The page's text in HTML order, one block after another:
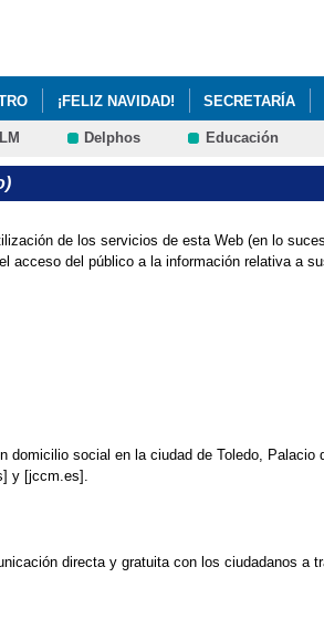
¡FELIZ NAVIDAD! SECRETARÍA
EDUCATIVO DE CENTRO ANEXOS
DE PRIMERO SOBRE NORMAS DEL
ESCOLARES "EL INGENIOSO
Delphos Educación
de los servicios de esta Web (en lo
acceso del público a la información relativa
social en la ciudad de Toledo,
y [jccm.es].
directa y gratuita con los ciudadanos a